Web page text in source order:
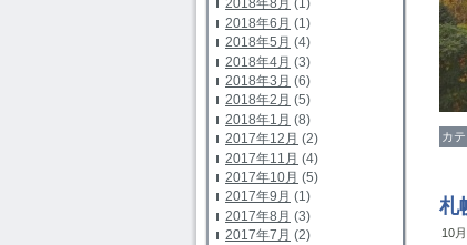
2018年8月 (1)
2018年6月 (1)
2018年5月 (4)
2018年4月 (3)
2018年3月 (6)
2018年2月 (5)
2018年1月 (8)
2017年12月 (2)
2017年11月 (4)
2017年10月 (5)
2017年9月 (1)
2017年8月 (3)
2017年7月 (2)
カ
札
10